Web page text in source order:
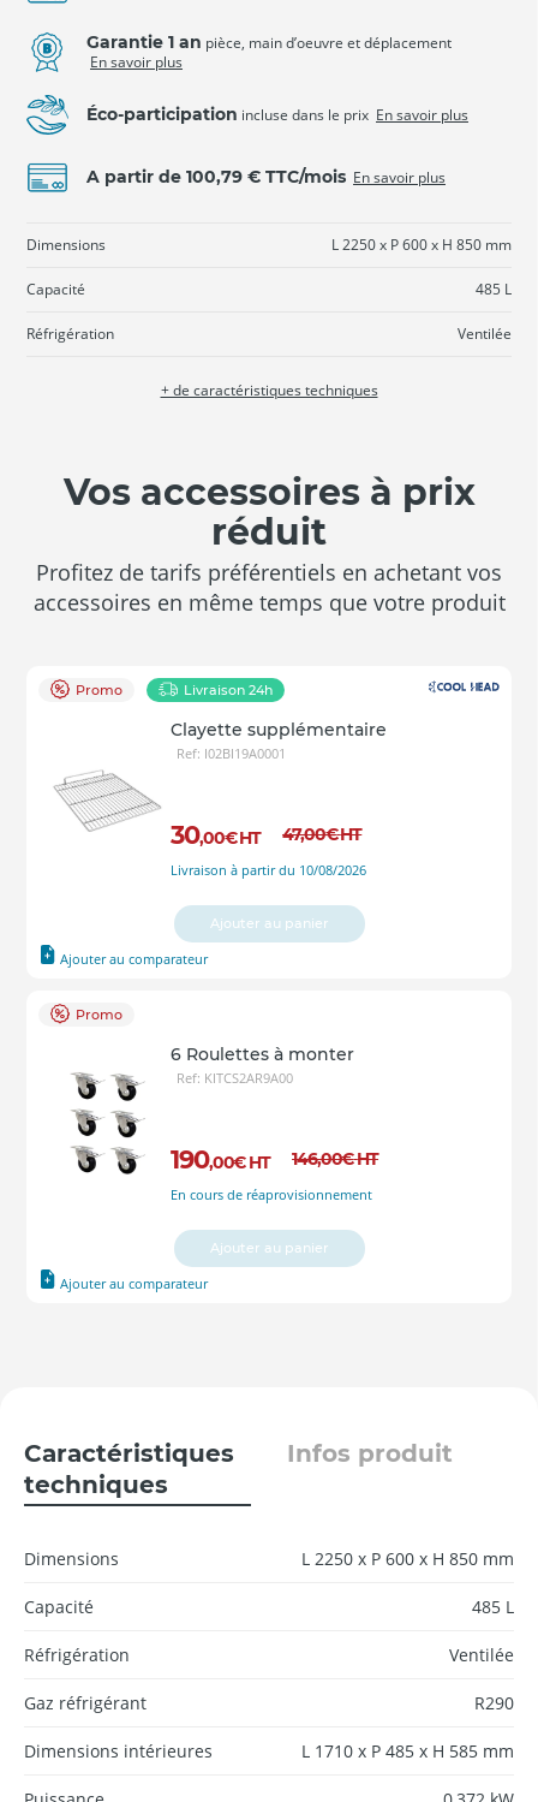
Garantie 1 an pièce, main d’oeuvre et déplacement
En savoir plus
Éco-participation incluse dans le prix En savoir plus
A partir de 100,79 € TTC/mois En savoir plus
Dimensions L 2250 x P 600 x H 850 mm
Capacité 485 L
Réfrigération Ventilée
+ de caractéristiques techniques
Vos accessoires à prix
réduit
Profitez de tarifs préférentiels en achetant vos
accessoires en même temps que votre produit
Promo Livraison 24h
Clayette supplémentaire
Ref: I02BI19A0001
30,00€HT 47,00€HT
Livraison à partir du 10/08/2026
Ajouter au comparateur
Ajouter au panier
Promo
6 Roulettes à monter
Ref: KITCS2AR9A00
190,00€ HT 146,00€HT
En cours de réaprovisionnement
Ajouter au comparateur
Ajouter au panier
Caractéristiques
techniques
Infos produit
Dimensions L 2250 x P 600 x H 850 mm
Capacité 485 L
Réfrigération Ventilée
Gaz réfrigérant R290
Dimensions intérieures L 1710 x P 485 x H 585 mm